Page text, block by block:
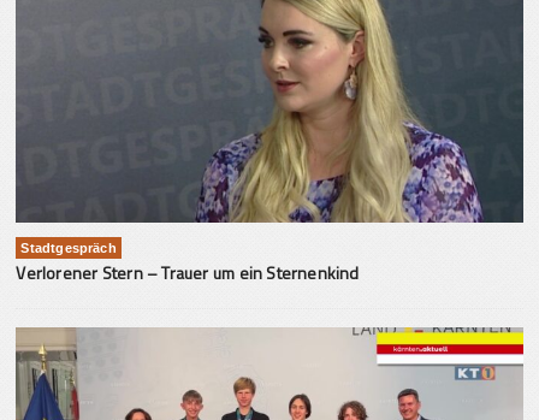
Stadtgespräch
Verlorener Stern – Trauer um ein Sternenkind